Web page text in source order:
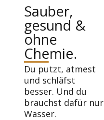
Sauber,
gesund &
ohne
Chemie.
Du putzt, atmest
und schläfst
besser. Und du
brauchst dafür nur
Wasser.